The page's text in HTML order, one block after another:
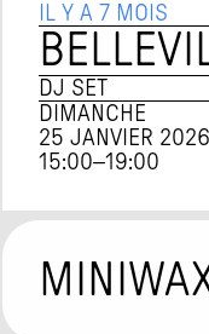
IL Y A 7 MOIS
DJ SET
DIMANCHE
25 JANVIER 2026
15:00–19:00